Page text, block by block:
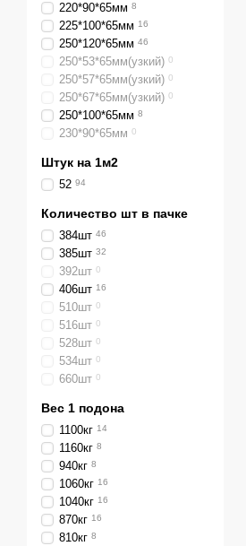
220*90*65мм 8
225*100*65мм 16
250*120*65мм 46
250*53*65мм(узкий) 0
250*57*65мм(узкий) 0
250*67*65мм(узкий) 0
250*100*65мм 8
230*90*65мм 0
Штук на 1м2
52 94
Количество шт в пачке
384шт 46
385шт 32
392шт 0
406шт 16
510шт 0
516шт 0
528шт 0
534шт 0
660шт 0
Вес 1 подона
1100кг 14
1160кг 8
940кг 8
1060кг 16
1040кг 16
870кг 16
810кг 8